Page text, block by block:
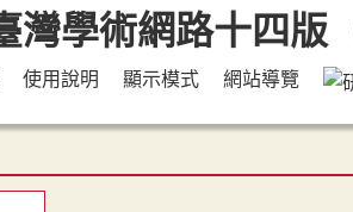
使用說明 顯示模式 網站導覽